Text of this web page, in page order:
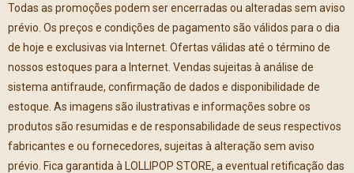
Todas as promoções podem ser encerradas ou alteradas sem aviso
prévio. Os preços e condições de pagamento são válidos para o dia
de hoje e exclusivas via Internet. Ofertas válidas até o término de
nossos estoques para a Internet. Vendas sujeitas à análise de
sistema antifraude, confirmação de dados e disponibilidade de
estoque. As imagens são ilustrativas e informações sobre os
produtos são resumidas e de responsabilidade de seus respectivos
fabricantes e ou fornecedores, sujeitas à alteração sem aviso
prévio. Fica garantida à LOLLIPOP STORE, a eventual retificação das